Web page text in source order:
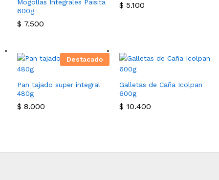
Mogollas Integrales Paisita
600g
$ 7.500
$ 5.100
Destacado
Pan tajado super integral
480g
$ 8.000
Galletas de Caña Icolpan
600g
$ 10.400